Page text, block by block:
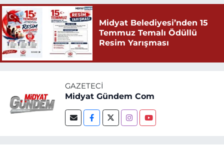
Midyat Belediyesi’nden 15
Temmuz Temalı Ödüllü
Resim Yarışması
GAZETECI
Midyat Gündem Com